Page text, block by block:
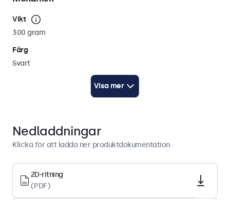
Vikt
300 gram
Färg
Svart
250 cm (AC: 100 cm / DC: 150 cm)
Ladda ner PDF
Teknisk ritning (3D)
Ström
Visa mer
Nedladdningar
Klicka för att ladda ner produktdokumentation.
2D-ritning
(PDF)